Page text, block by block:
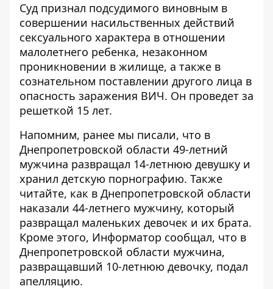
Суд признал подсудимого виновным в
совершении насильственных действий
сексуального характера в отношении
малолетнего ребенка, незаконном
проникновении в жилище, а также в
сознательном поставлении другого лица в
опасность заражения ВИЧ. Он проведет за
решеткой 15 лет.
Напомним, ранее мы писали, что в
Днепропетровской области 49-летний
мужчина развращал 14-летнюю девушку и
хранил детскую порнографию. Также
читайте, как в Днепропетровской области
наказали 44-летнего мужчину, который
развращал маленьких девочек и их брата.
Кроме этого, Информатор сообщал, что в
Днепропетровской области мужчина,
развращавший 10-летнюю девочку, подал
апелляцию.